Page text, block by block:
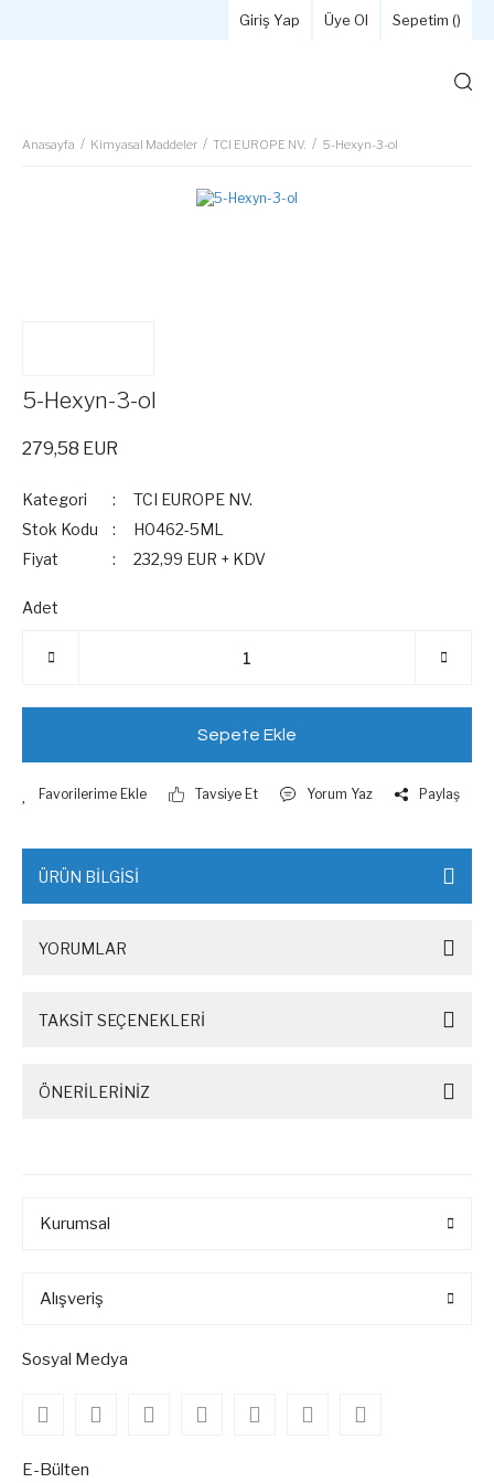
Giriş Yap Üye Ol Sepetim ()
Anasayfa Kimyasal Maddeler TCI EUROPE NV. 5-Hexyn-3-ol
5-Hexyn-3-ol
279,58 EUR
Kategori
TCI EUROPE NV.
Stok Kodu
H0462-5ML
Fiyat
232,99 EUR + KDV
Adet
Sepete Ekle
Tavsiye Et Yorum Yaz Paylaş
ÜRÜN BİLGİSİ
YORUMLAR
TAKSİT SEÇENEKLERİ
ÖNERİLERİNİZ
Kurumsal
Alışveriş
Sosyal Medya
E-Bülten